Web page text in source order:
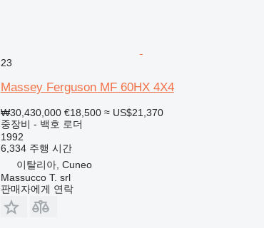
23
Massey Ferguson MF 60HX 4X4
₩30,430,000 €18,500 ≈ US$21,370
중장비 - 백호 로더
1992
6,334 주행 시간
이탈리아, Cuneo
Massucco T. srl
판매자에게 연락